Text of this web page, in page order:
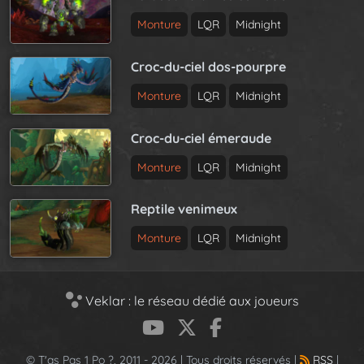
Monture LQR Midnight
Croc-du-ciel dos-pourpre
Monture LQR Midnight
Croc-du-ciel émeraude
Monture LQR Midnight
Reptile venimeux
Monture LQR Midnight
Veklar : le réseau dédié aux joueurs
© T'as Pas 1 Po ?, 2011 - 2026 | Tous droits réservés | RSS|